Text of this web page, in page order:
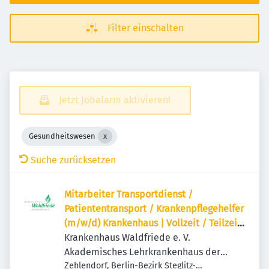
Filter einschalten
Jetzt Jobalarm aktivieren!
Gesundheitswesen
Suche zurücksetzen
Mitarbeiter Transportdienst /
Patiententransport / Krankenpflegehelfer
(m/w/d) Krankenhaus | Vollzeit / Teilzeit
möglich
Krankenhaus Waldfriede e. V.
Akademisches Lehrkrankenhaus der
Charité
Zehlendorf, Berlin-Bezirk Steglitz-